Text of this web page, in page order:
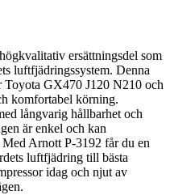
ersättningsdel som
luftfjädringssystem. Denna
Toyota GX470 J120 N210 och
komfortabel körning.
långvarig hållbarhet och
är enkel och kan
Arnott P-3192 får du en
luftfjädring till bästa
idag och njut av